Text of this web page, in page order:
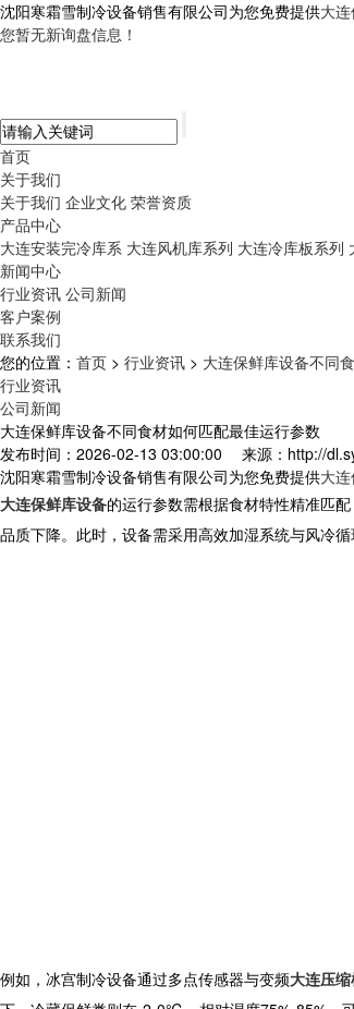
沈阳寒霜雪制冷设备销售有限公司为您免费提供大
您暂无新询盘信息！
首页
关于我们
关于我们 企业文化 荣誉资质
产品中心
大连安装完冷库系 大连风机库系列 大连冷库板系列
新闻中心
行业资讯 公司新闻
客户案例
联系我们
您的位置： 首页 > 行业资讯 > 大连保鲜库设备不同
行业资讯
公司新闻
大连保鲜库设备不同食材如何匹配最佳运行参数
发布时间：2026-02-13 03:00:00
来源：http://
沈阳寒霜雪制冷设备销售有限公司为您免费提供大
大连保鲜库设备的运行参数需根据食材特性精准匹
品质下降。此时，设备需采用高效加湿系统与风冷
例如，冰宫制冷设备通过多点传感器与变频大连压